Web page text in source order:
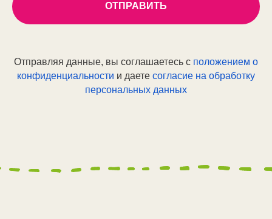
ОТПРАВИТЬ
Отправляя данные, вы соглашаетесь с положением о
конфиденциальности и даете согласие на обработку
персональных данных